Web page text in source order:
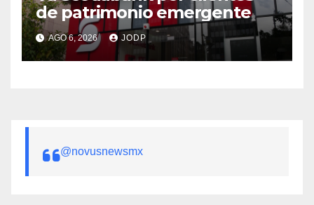
de patrimonio emergente
AGO 6, 2026 JODP
@novusnewsmx